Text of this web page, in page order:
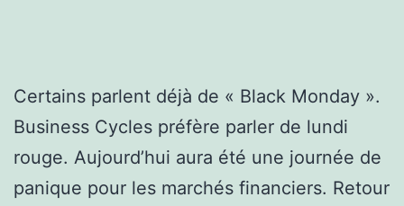
Certains parlent déjà de « Black Monday ».
Business Cycles préfère parler de lundi
rouge. Aujourd’hui aura été une journée de
panique pour les marchés financiers. Retour